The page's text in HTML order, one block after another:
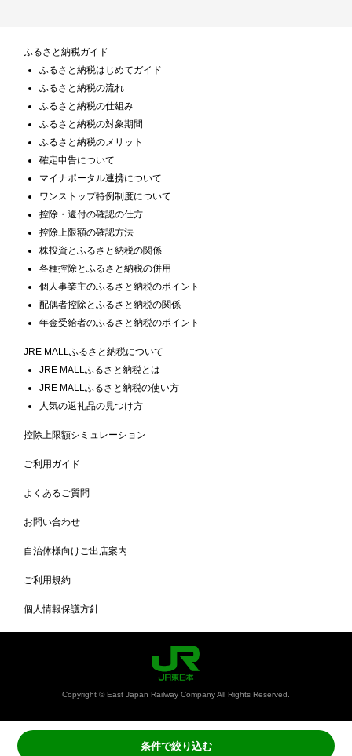
条件で絞り込む
ふるさと納税ガイド
ふるさと納税はじめてガイド
ふるさと納税の流れ
ふるさと納税の仕組み
ふるさと納税の対象期間
ふるさと納税のメリット
確定申告について
マイナポータル連携について
ワンストップ特例制度について
控除・還付の確認の仕方
控除上限額の確認方法
株投資とふるさと納税の関係
各種控除とふるさと納税の併用
個人事業主のふるさと納税のポイント
配偶者控除とふるさと納税の関係
年金受給者のふるさと納税のポイント
JRE MALLふるさと納税について
JRE MALLふるさと納税とは
JRE MALLふるさと納税の使い方
人気の返礼品の見つけ方
控除上限額シミュレーション
ご利用ガイド
よくあるご質問
お問い合わせ
自治体様向けご出店案内
ご利用規約
個人情報保護方針
Copyright © East Japan Railway Company All Rights Reserved.